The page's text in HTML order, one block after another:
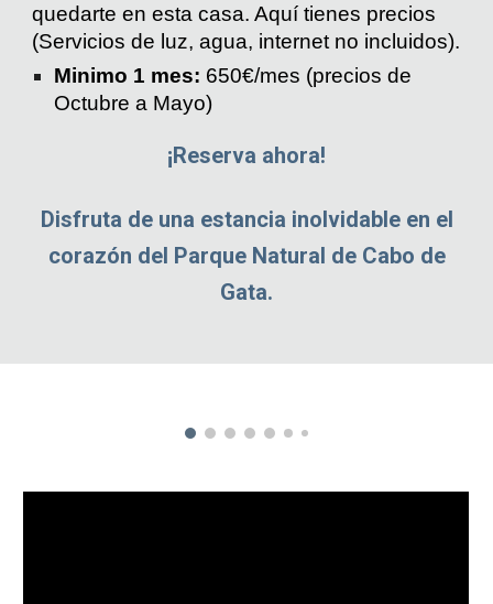
quedarte en esta casa. Aquí tienes precios
(Servicios de luz, agua, internet no incluidos).
Minimo 1 mes: 650€/mes (precios de
Octubre a Mayo)
¡Reserva ahora!
Disfruta de una estancia inolvidable en el
corazón del Parque Natural de Cabo de
Gata.